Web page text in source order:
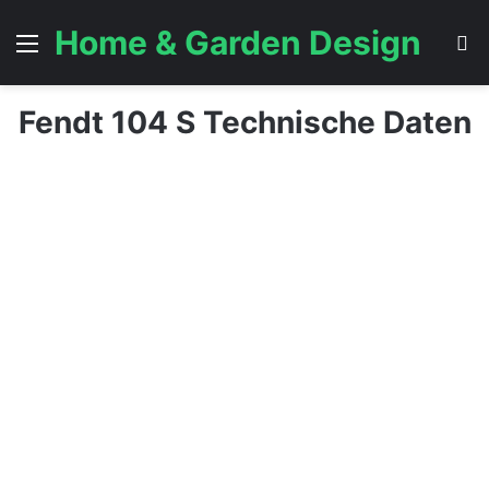
Menü
Home & Garden Design
Fendt 104 S Technische Daten